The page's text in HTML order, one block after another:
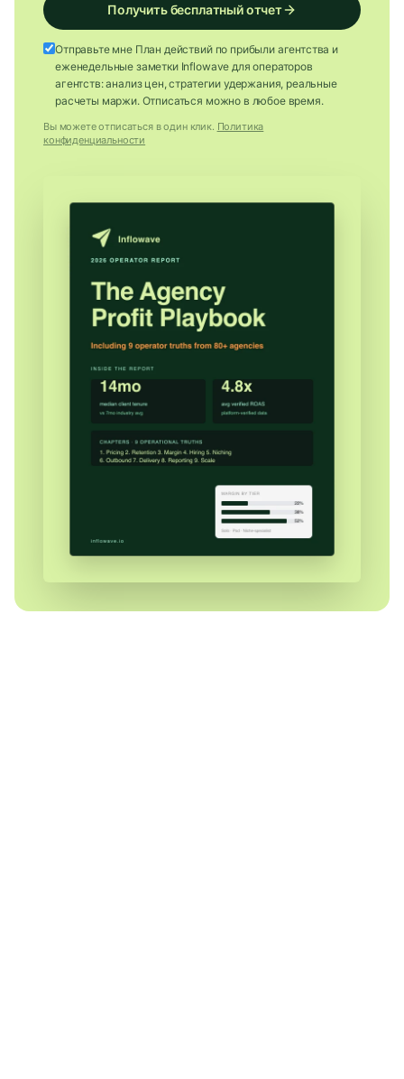
Получить бесплатный отчет
Отправьте мне План действий по прибыли агентства и
еженедельные заметки Inflowave для операторов
агентств: анализ цен, стратегии удержания, реальные
расчеты маржи. Отписаться можно в любое время.
Вы можете отписаться в один клик. Политика
конфиденциальности